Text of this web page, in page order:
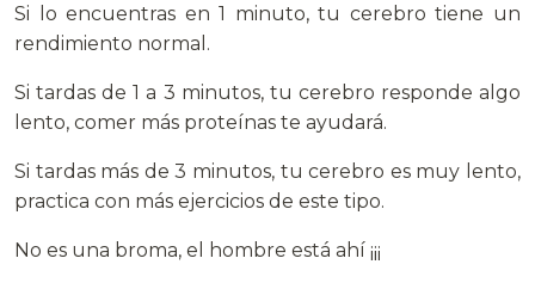
Si lo encuentras en 1 minuto, tu cerebro tiene un
rendimiento normal.
Si tardas de 1 a 3 minutos, tu cerebro responde algo
lento, comer más proteínas te ayudará.
Si tardas más de 3 minutos, tu cerebro es muy lento,
practica con más ejercicios de este tipo.
No es una broma, el hombre está ahí ¡¡¡